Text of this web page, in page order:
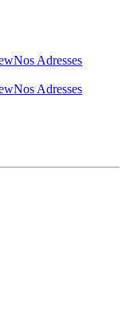
Nos Adresses
Nos Adresses